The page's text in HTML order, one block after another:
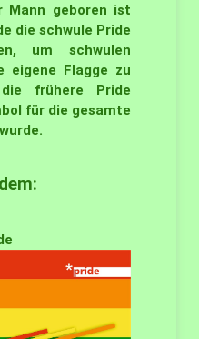
Mann geboren ist
die schwule Pride
um schwulen
eigene Flagge zu
frühere Pride
für die gesamte